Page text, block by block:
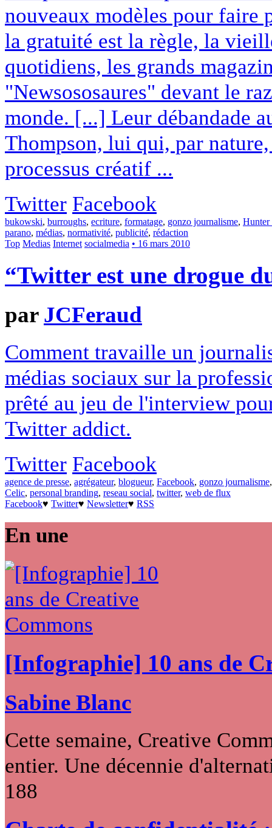
nouveaux modèles pour faire
la gratuité est la règle, la
quotidiens, les grands
"Newsososaures" devant le
monde. [...] Leur débandade
Thompson, lui qui, par
processus créatif ...
Twitter Facebook
bukowski, burroughs, ecriture, formatage, gonzo journalisme, Hunter
parano, médias, normativité, publicité, rédaction
Top Medias Internet socialmedia • 16 mars 2010
“Twitter est une drogue
par JCFeraud
Comment travaille un
médias sociaux sur la
prêté au jeu de l'interview
Twitter addict.
Twitter Facebook
agence de presse, agrégateur, blogueur, Facebook, gonzo journalisme
Celic, personal branding, reseau social, twitter, web de flux
Facebook♥ Twitter♥ Newsletter♥ RSS
En une
[Infographie] 10 ans de
Sabine Blanc
Cette semaine, Creative
entier. Une décennie
188